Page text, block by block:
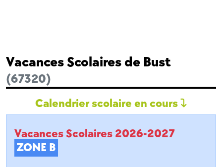
Vacances Scolaires de Bust
(67320)
Calendrier scolaire en cours
Vacances Scolaires 2026-2027
ZONE B